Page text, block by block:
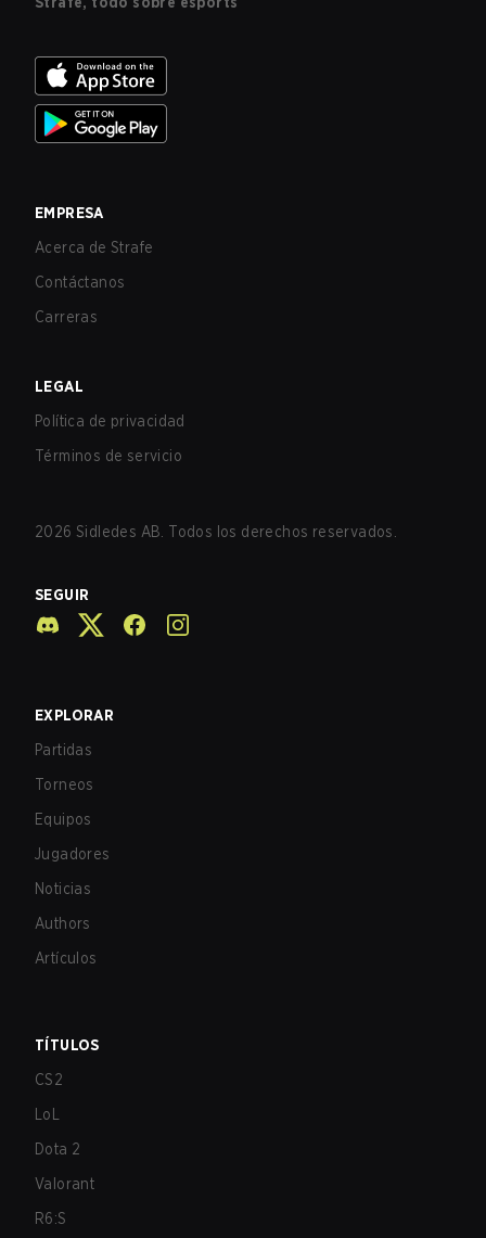
EMPRESA
Acerca de Strafe
Contáctanos
Carreras
LEGAL
Política de privacidad
Términos de servicio
2026 Sidledes AB. Todos los derechos reservados.
SEGUIR
EXPLORAR
Partidas
Torneos
Equipos
Jugadores
Noticias
Authors
Artículos
TÍTULOS
CS2
LoL
Dota 2
Valorant
R6:S